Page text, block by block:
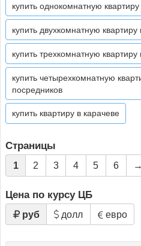
купить однокомнатную
купить двухкомнатную
купить трехкомнатную
купить четырехкомнатную
посредников
купить квартиру в карачеве
Страницы
1 2 3 4 5 6 →
Цена по курсу ЦБ
руб долл евро